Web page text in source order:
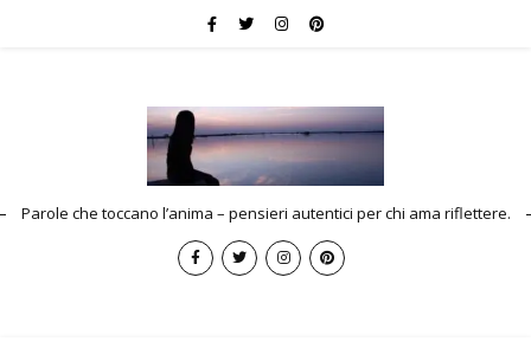
Parole che toccano l’anima – pensieri autentici per chi ama riflettere.